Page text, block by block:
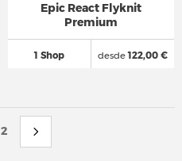
Epic React Flyknit
Premium
1 Shop desde122,00 €
2